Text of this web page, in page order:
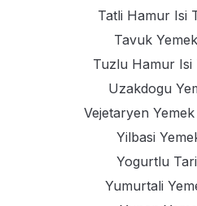
Tatli Hamur Isi
Tavuk
Tuzlu Hamur Isi
Uzakdogu
Vejetaryen
Yilbasi
Yogurtlu
Yumurtali